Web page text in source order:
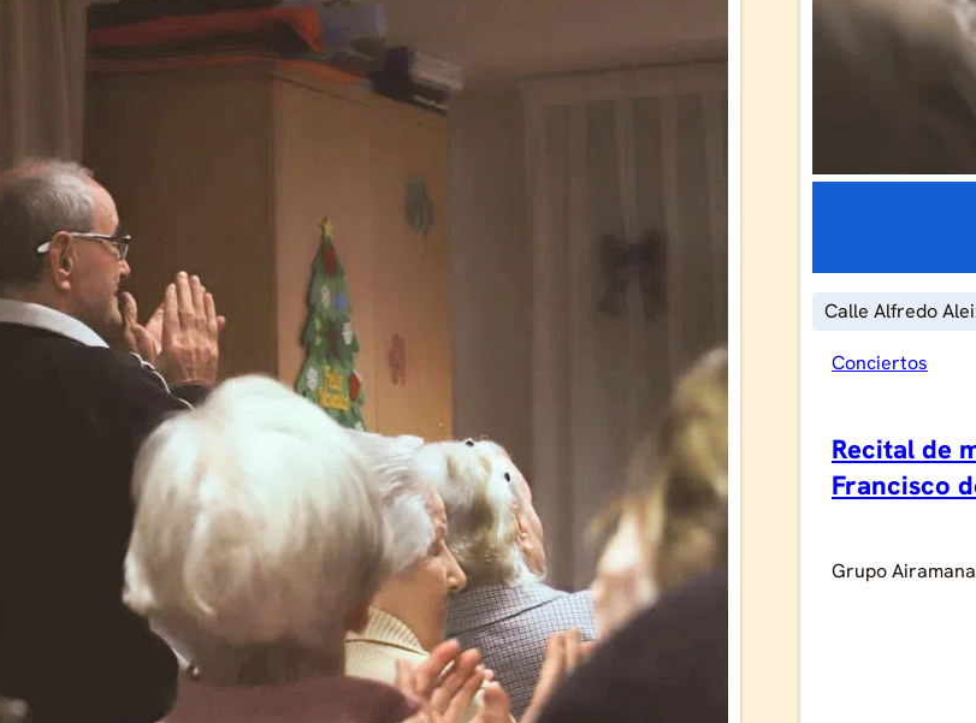
Calle Alfredo
Conciertos
Recital de
Francisco
Grupo Airamana